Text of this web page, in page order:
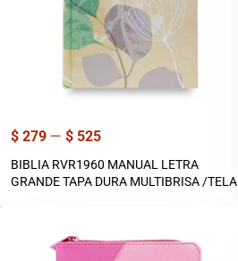
Precio
$ 279 — $ 525
BIBLIA RVR1960 MANUAL LETRA
GRANDE TAPA DURA MULTIBRISA /TELA